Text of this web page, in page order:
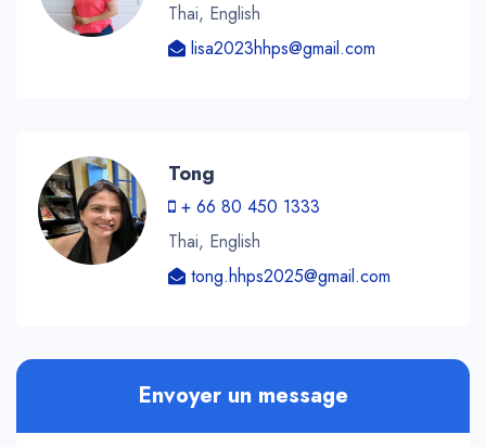
Thai, English
lisa2023hhps@gmail.com
Tong
+ 66 80 450 1333
Thai, English
tong.hhps2025@gmail.com
Envoyer un message